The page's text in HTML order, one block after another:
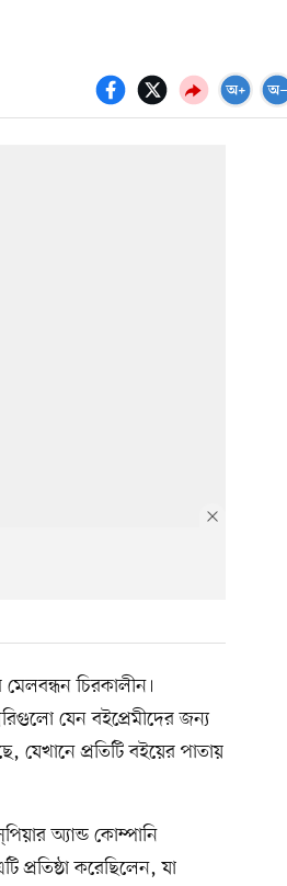
চিরকালীন।
যেন বইপ্রেমীদের জন্য
যেখানে প্রতিটি বইয়ের পাতায়
অ্যান্ড কোম্পানি
প্রতিষ্ঠা করেছিলেন, যা